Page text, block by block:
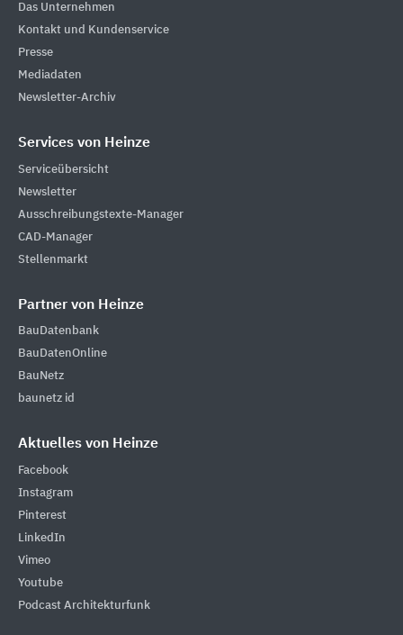
Das Unternehmen
Kontakt und Kundenservice
Presse
Mediadaten
Newsletter-Archiv
Services von Heinze
Serviceübersicht
Newsletter
Ausschreibungstexte-Manager
CAD-Manager
Stellenmarkt
Partner von Heinze
BauDatenbank
BauDatenOnline
BauNetz
baunetz id
Aktuelles von Heinze
Facebook
Instagram
Pinterest
LinkedIn
Vimeo
Youtube
Podcast Architekturfunk